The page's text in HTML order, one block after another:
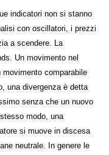
indicatori non si stanno
con oscillatori, i prezzi
a scendere. La
Un movimento nel
comparabile
una divergenza è detta
senza che un nuovo
modo, una
si muove in discesa
neutrale. In genere le